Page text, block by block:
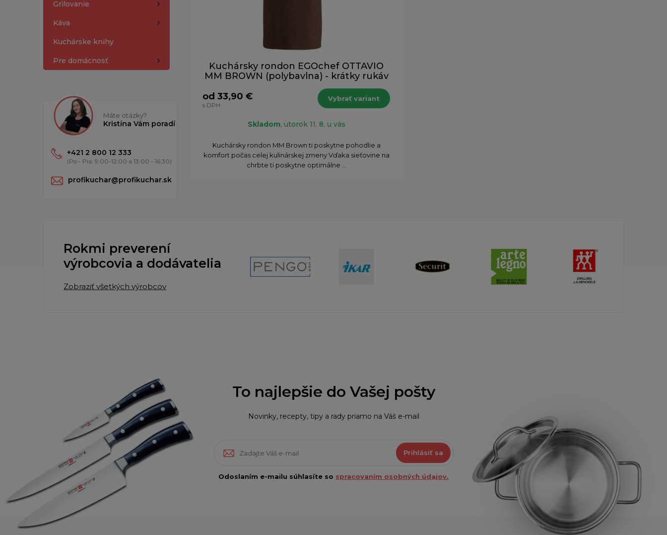
Grilovanie
Káva
Kuchárske knihy
Pre domácnosť
Máte otázky?
Kristína Vám poradí
+421 2 800 12 333
(Po - Pia: 9:00-12:00 a 13:00 - 16:30)
profikuchar@profikuchar.sk
Kuchársky rondon EGOchef OTTAVIO
MM BROWN (polybavlna) - krátky rukáv
od 33,90 €
s DPH
Vybrať variant
Skladom, utorok 11. 8. u vás
​Kuchársky rondon MM Brown ti poskytne pohodlie a
komfort počas celej kulinárskej zmeny Vďaka sieťovine na
chrbte ti poskytne optimálne ...
Rokmi preverení
výrobcovia a dodávatelia
Zobraziť všetkých výrobcov
To najlepšie do Vašej pošty
Novinky, recepty, tipy a rady priamo na Váš e-mail
Prihlásiť sa
Odoslaním e-mailu súhlasíte so spracovaním osobných údajov.